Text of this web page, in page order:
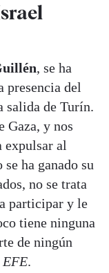
, se ha
presencia del
salida de Turín.
Gaza, y nos
expulsar al
ha ganado su
no se trata
participar y le
tiene ninguna
de ningún
EFE.